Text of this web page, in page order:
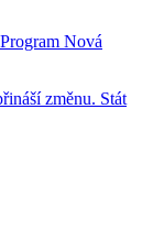
Nová
změnu. Stát